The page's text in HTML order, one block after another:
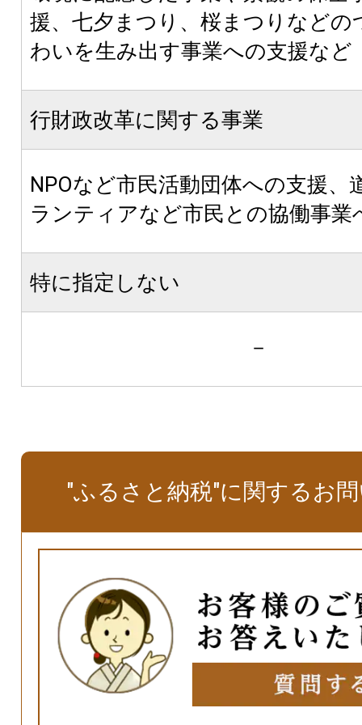
援、七夕まつり、桜まつりなどの
わいを生み出す事業への支援など
行財政改革に関する事業
NPOなど市民活動団体への支援、
ランティアなど市民との協働事業
特に指定しない
－
"ふるさと納税"に関するお